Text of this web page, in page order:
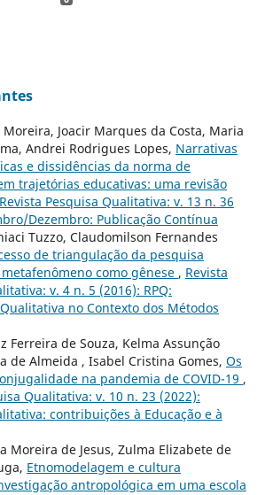
Moreira, Joacir Marques da Costa, Maria
Andrei Rodrigues Lopes, Narrativas
e dissidências da norma de
trajetórias educativas: uma revisão
Revista Pesquisa Qualitativa: v. 13 n. 36
Dezembro: Publicação Contínua
Tuzzo, Claudomilson Fernandes
de triangulação da pesquisa
como gênese , Revista
v. 4 n. 5 (2016): RPQ:
no Contexto dos Métodos
Ferreira de Souza, Kelma Assunção
de Almeida , Isabel Cristina Gomes, Os
na pandemia de COVID-19 ,
Qualitativa: v. 10 n. 23 (2022):
contribuições à Educação e à
Moreira de Jesus, Zulma Elizabete de
Etnomodelagem e cultura
antropológica em uma escola